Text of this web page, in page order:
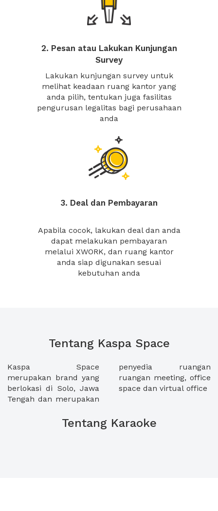
2. Pesan atau Lakukan Kunjungan
Survey
Lakukan kunjungan survey untuk
melihat keadaan ruang kantor yang
anda pilih, tentukan juga fasilitas
pengurusan legalitas bagi perusahaan
anda
3. Deal dan Pembayaran
Apabila cocok, lakukan deal dan anda
dapat melakukan pembayaran
melalui XWORK, dan ruang kantor
anda siap digunakan sesuai
kebutuhan anda
Tentang Kaspa Space
Kaspa Space
merupakan brand yang
berlokasi di Solo, Jawa
Tengah dan merupakan
penyedia ruangan
ruangan meeting, office
space dan virtual office
Tentang Karaoke